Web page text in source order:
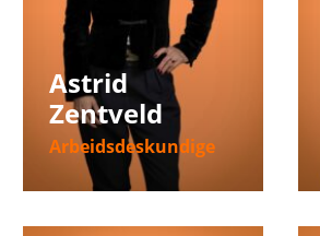
Astrid
Zentveld
Arbeidsdeskundige
Meer informatie